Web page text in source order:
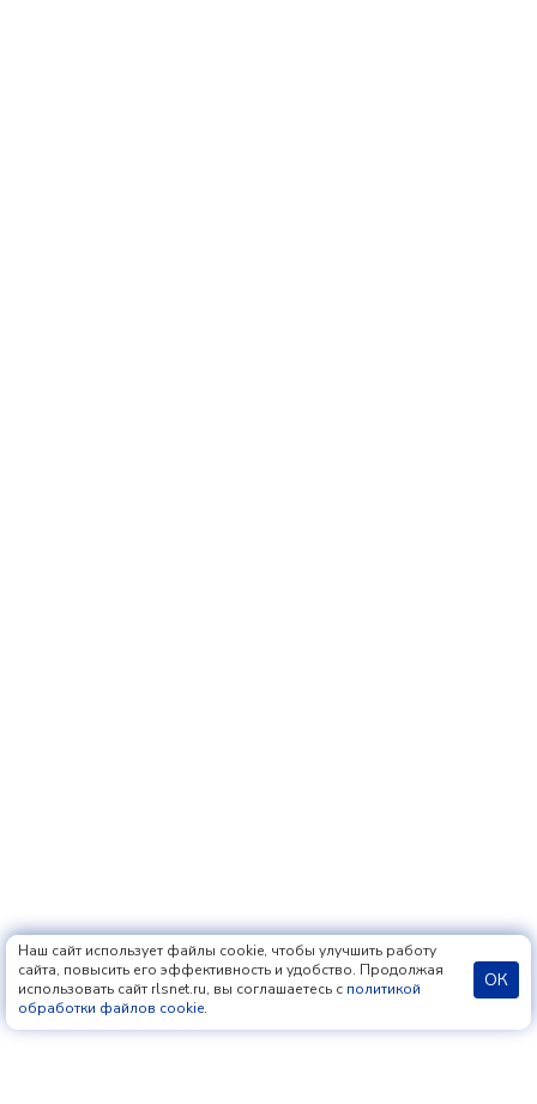
Наш сайт использует файлы cookie, чтобы улучшить работу
сайта, повысить его эффективность и удобство. Продолжая
использовать сайт rlsnet.ru, вы соглашаетесь с политикой
обработки файлов cookie.
ОК